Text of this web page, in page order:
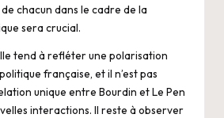
chacun dans le cadre de la
sera crucial.
tend à refléter une polarisation
française, et il n’est pas
unique entre Bourdin et Le Pen
interactions. Il reste à observer